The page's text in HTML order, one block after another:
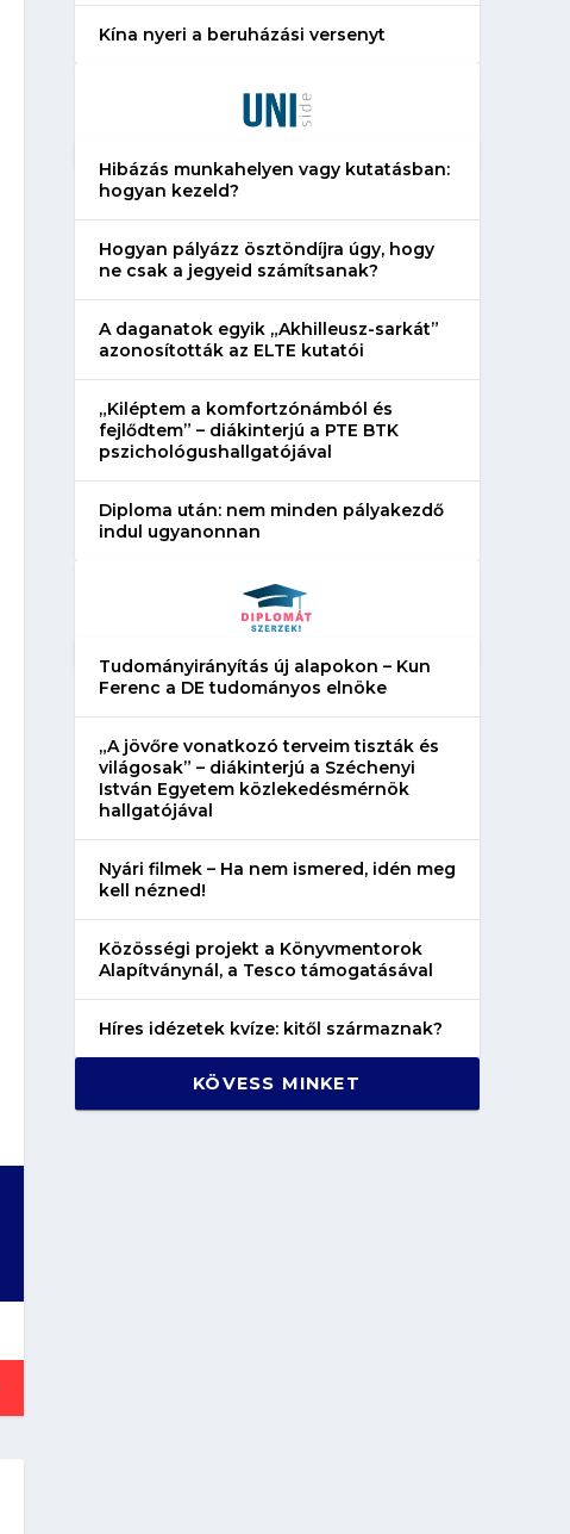
Kína nyeri a beruházási versenyt
Hibázás munkahelyen vagy kutatásban:
hogyan kezeld?
Hogyan pályázz ösztöndíjra úgy, hogy
ne csak a jegyeid számítsanak?
A daganatok egyik „Akhilleusz-sarkát”
azonosították az ELTE kutatói
„Kiléptem a komfortzónámból és
fejlődtem” – diákinterjú a PTE BTK
pszichológushallgatójával
Diploma után: nem minden pályakezdő
indul ugyanonnan
Tudományirányítás új alapokon – Kun
Ferenc a DE tudományos elnöke
„A jövőre vonatkozó terveim tiszták és
világosak” – diákinterjú a Széchenyi
István Egyetem közlekedésmérnök
hallgatójával
Nyári filmek – Ha nem ismered, idén meg
kell nézned!
Közösségi projekt a Könyvmentorok
Alapítványnál, a Tesco támogatásával
Híres idézetek kvíze: kitől származnak?
KÖVESS MINKET